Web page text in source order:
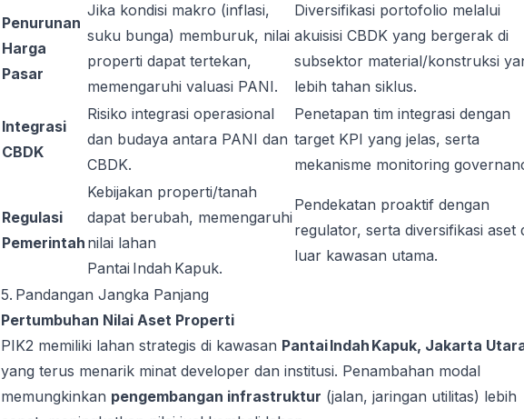
Penurunan
Harga
Pasar
Jika kondisi makro (inflasi,
suku bunga) memburuk, nilai
properti dapat tertekan,
memengaruhi valuasi PANI.
Diversifikasi portofolio melalui
akuisisi CBDK yang bergerak di
subsektor material/konstruksi
lebih tahan siklus.
Integrasi
CBDK
Risiko integrasi operasional
dan budaya antara PANI dan
CBDK.
Penetapan tim integrasi dengan
target KPI yang jelas, serta
mekanisme monitoring
Regulasi
Pemerintah
Kebijakan properti/tanah
dapat berubah, memengaruhi
nilai lahan
Pantai Indah Kapuk.
Pendekatan proaktif dengan
regulator, serta diversifikasi aset
luar kawasan utama.
5. Pandangan Jangka Panjang
Pertumbuhan Nilai Aset Properti
PIK2 memiliki lahan strategis di kawasan Pantai Indah Kapuk, Jakarta
yang terus menarik minat developer dan institusi. Penambahan modal
memungkinkan pengembangan infrastruktur (jalan, jaringan utilitas) lebih